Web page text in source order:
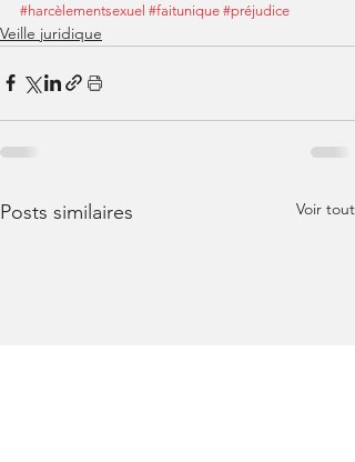
#harcèlementsexuel #faitunique #préjudice
Veille juridique
Posts similaires Voir tout